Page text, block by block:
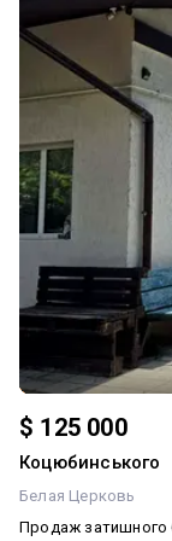
вогні. Зелена
локацій. Гараж.
у сфері
використання або
$ 125 000
Коцюбинського
Белая Церковь
Продаж затишного